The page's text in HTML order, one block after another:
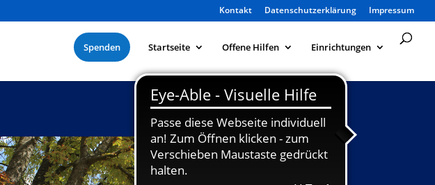
Kontakt Datenschutzerklärung Impressum
Spenden Startseite Offene Hilfen Einrichtungen